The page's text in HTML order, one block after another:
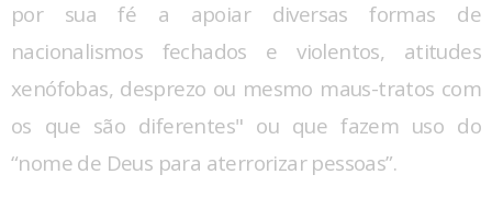
por sua fé a apoiar diversas formas de
nacionalismos fechados e violentos, atitudes
xenófobas, desprezo ou mesmo maus-tratos com
os que são diferentes" ou que fazem uso do
“nome de Deus para aterrorizar pessoas”.